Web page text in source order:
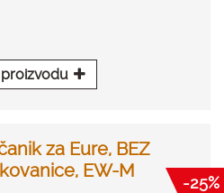
za Eure, BEZ
EW-M
-25%